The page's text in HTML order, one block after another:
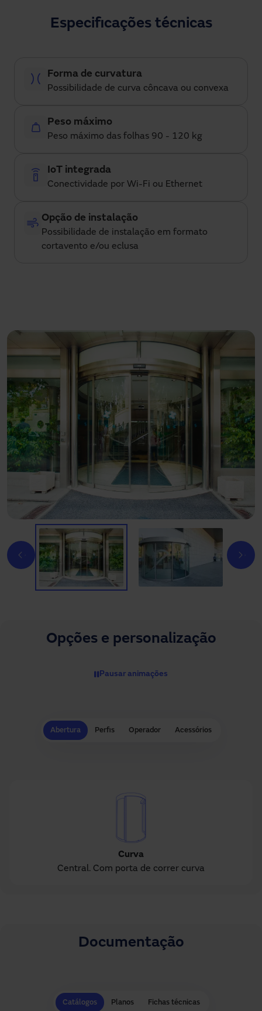
Especificações técnicas
Forma de curvatura
Possibilidade de curva côncava ou convexa
Peso máximo
Peso máximo das folhas 90 - 120 kg
IoT integrada
Conectividade por Wi-Fi ou Ethernet
Opção de instalação
Possibilidade de instalação em formato
cortavento e/ou eclusa
Opções e personalização
Pausar animações
Abertura Perfis Operador Acessórios
Curva
Central. Com porta de correr curva
Documentação
Catálogos Planos Fichas técnicas